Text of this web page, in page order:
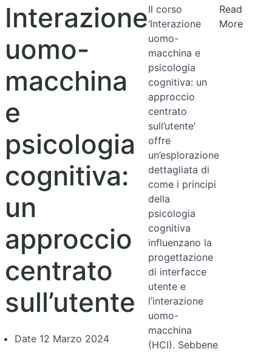
Interazione
uomo-
macchina
e
psicologia
cognitiva:
un
approccio
centrato
sull’utente
Date 12 Marzo 2024
Il corso
‘Interazione
uomo-
macchina e
psicologia
cognitiva: un
approccio
centrato
sull’utente’
offre
un’esplorazione
dettagliata di
come i principi
della
psicologia
cognitiva
influenzano la
progettazione
di interfacce
utente e
l’interazione
uomo-
macchina
(HCI). Sebbene
Read
More